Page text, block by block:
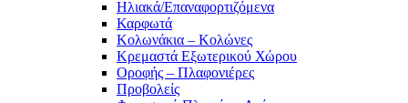
Ηλιακά/Επαναφορτιζόμενα
Καρφωτά
Κολωνάκια – Κολώνες
Κρεμαστά Εξωτερικού Χώρου
Οροφής – Πλαφονιέρες
Προβολείς